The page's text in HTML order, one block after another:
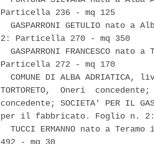
Particella 236 - mq 125
GASPARRONI GETULIO nato a
2: Particella 270 - mq 350
GASPARRONI FRANCESCO nato a
Particella 272 - mq 170
COMUNE DI ALBA ADRIATICA,
TORTORETO,  Oneri
concedente; SOCIETA' PER IL
per il fabbricato. Foglio n.
TUCCI ERMANNO nato a Teramo